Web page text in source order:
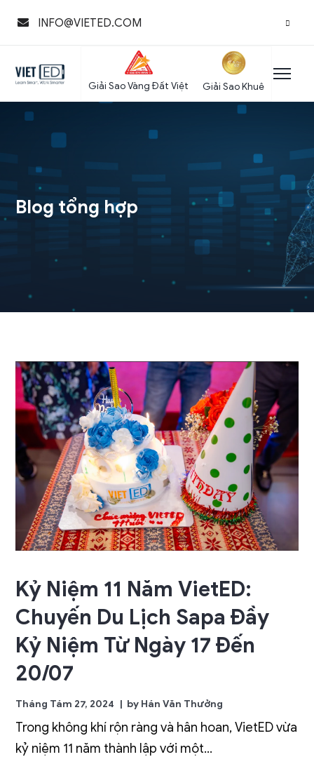
INFO@VIETED.COM
Giải Sao Vàng Đất Việt Giải Sao Khuê
Blog tổng hợp
Kỷ Niệm 11 Năm VietED:
Chuyến Du Lịch Sapa Đầy
Kỷ Niệm Từ Ngày 17 Đến
20/07
Tháng Tám 27, 2024 by Hán Văn Thưởng
Trong không khí rộn ràng và hân hoan, VietED vừa
kỷ niệm 11 năm thành lập với một...